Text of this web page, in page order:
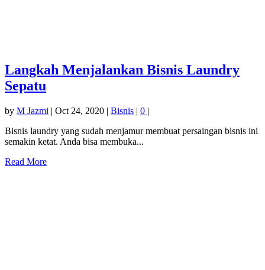
Langkah Menjalankan Bisnis Laundry
Sepatu
by M Jazmi | Oct 24, 2020 | Bisnis | 0 |
Bisnis laundry yang sudah menjamur membuat persaingan bisnis ini
semakin ketat. Anda bisa membuka...
Read More